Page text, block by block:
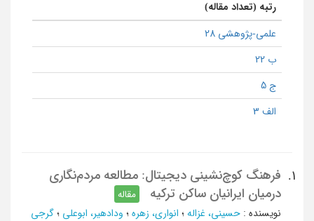
رتبه (تعداد مقاله)
علمی-پژوهشی 28
ب 22
ج 5
الف 3
1.
فرهنگ کوچ‌نشینی دیجیتال: مطالعه مردم‌نگاری
درمیان ایرانیان ساکن ترکیه
مقاله
نویسنده : حسینی، غزاله ؛ انواری، زهره ؛ ودادهیر، ابوعلی ؛ گرجی